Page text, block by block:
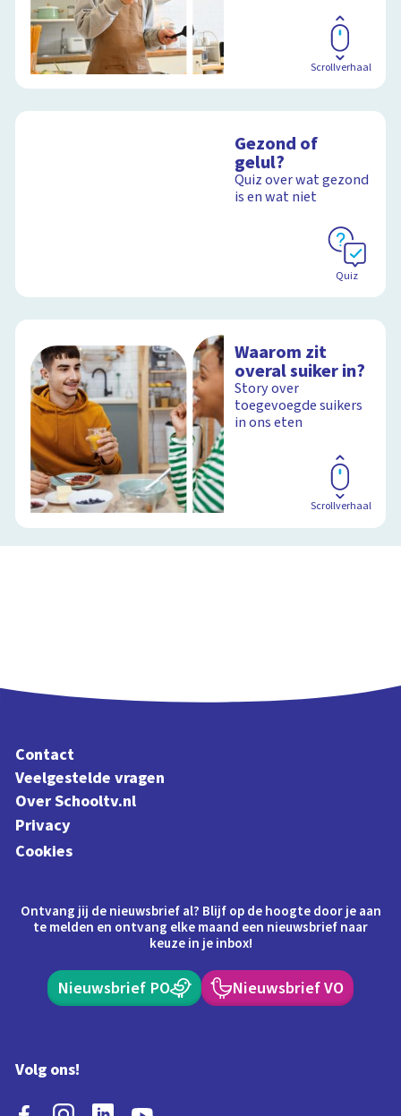
Scrollverhaal
Gezond of
gelul?
Quiz over wat gezond
is en wat niet
Quiz
Waarom zit
overal suiker in?
Story over
toegevoegde suikers
in ons eten
Scrollverhaal
Contact
Veelgestelde vragen
Over Schooltv.nl
Privacy
Cookies
Ontvang jij de nieuwsbrief al? Blijf op de hoogte door je aan
te melden en ontvang elke maand een nieuwsbrief naar
keuze in je inbox!
Nieuwsbrief PO Nieuwsbrief VO
Volg ons!